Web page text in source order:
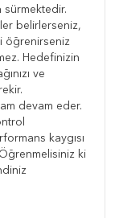
sürmektedir.
belirlerseniz,
öğrenirseniz
Hedefinizin
ve
devam eder.
kaygısı
ki